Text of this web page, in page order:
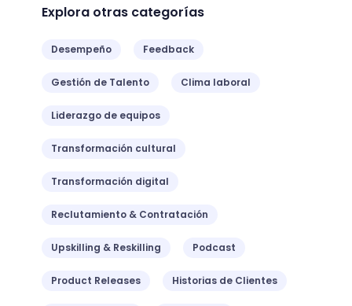
Explora otras categorías
Desempeño Feedback
Gestión de Talento Clima laboral
Liderazgo de equipos
Transformación cultural
Transformación digital
Reclutamiento & Contratación
Upskilling & Reskilling Podcast
Product Releases Historias de Clientes